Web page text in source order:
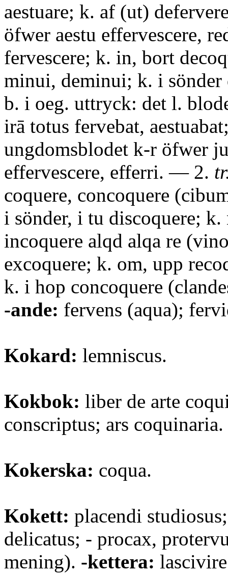
aestuare; k. af (ut)
öfwer aestu effervescere,
fervescere; k. in, bort
minui, deminui; k. i
b. i oeg. uttryck: det l.
irā totus fervebat,
ungdomsblodet k-r öfwer
effervescere, efferri. — 2.
coquere, concoquere
i sönder, i tu discoquere;
incoquere alqd alqa re
excoquere; k. om, upp
k. i hop concoquere
-ande: fervens (aqua);
Kokard: lemniscus.
Kokbok: liber de arte
conscriptus; ars coquinaria.
Kokerska: coqua.
Kokett: placendi
delicatus; - procax,
mening). -kettera: